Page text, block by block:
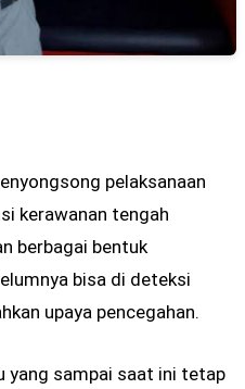
pelaksanaan
kerawanan tengah
berbagai bentuk
bisa di deteksi
upaya pencegahan.
yang sampai saat ini tetap